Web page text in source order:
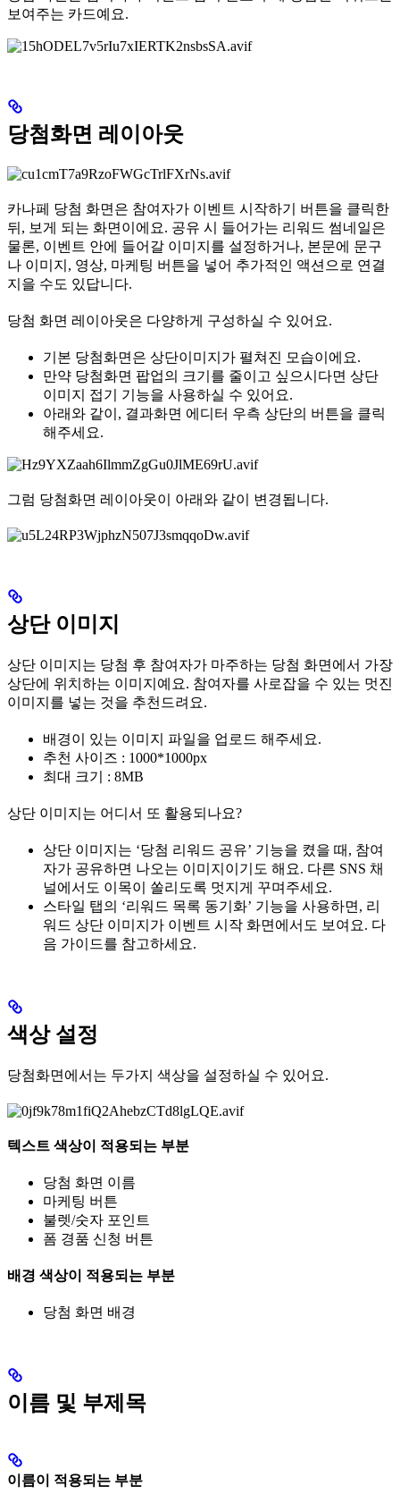
보여주는 카드예요.
당첨화면 레이아웃
카나페 당첨 화면은 참여자가 이벤트 시작하기 버튼을 클릭한
뒤, 보게 되는 화면이에요. 공유 시 들어가는 리워드 썸네일은
물론, 이벤트 안에 들어갈 이미지를 설정하거나, 본문에 문구
나 이미지, 영상, 마케팅 버튼을 넣어 추가적인 액션으로 연결
지을 수도 있답니다.
당첨 화면 레이아웃은 다양하게 구성하실 수 있어요.
기본 당첨화면은 상단이미지가 펼쳐진 모습이에요.
만약 당첨화면 팝업의 크기를 줄이고 싶으시다면 상단
이미지 접기 기능을 사용하실 수 있어요.
아래와 같이, 결과화면 에디터 우측 상단의 버튼을 클릭
해주세요.
그럼 당첨화면 레이아웃이 아래와 같이 변경됩니다.
상단 이미지
상단 이미지는 당첨 후 참여자가 마주하는 당첨 화면에서 가장
상단에 위치하는 이미지예요. 참여자를 사로잡을 수 있는 멋진
이미지를 넣는 것을 추천드려요.
배경이 있는 이미지 파일을 업로드 해주세요.
추천 사이즈 : 1000*1000px
최대 크기 : 8MB
상단 이미지는 어디서 또 활용되나요?
상단 이미지는 ‘당첨 리워드 공유’ 기능을 켰을 때, 참여
자가 공유하면 나오는 이미지이기도 해요. 다른 SNS 채
널에서도 이목이 쏠리도록 멋지게 꾸며주세요.
스타일 탭의 ‘리워드 목록 동기화’ 기능을 사용하면, 리
워드 상단 이미지가 이벤트 시작 화면에서도 보여요. 다
음 가이드를 참고하세요.
색상 설정
당첨화면에서는 두가지 색상을 설정하실 수 있어요.
텍스트 색상이 적용되는 부분
당첨 화면 이름
마케팅 버튼
불렛/숫자 포인트
폼 경품 신청 버튼
배경 색상이 적용되는 부분
당첨 화면 배경
이름 및 부제목
이름이 적용되는 부분